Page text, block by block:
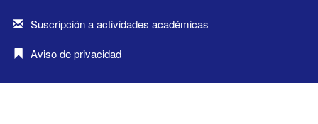
Suscripción a actividades académicas
Aviso de privacidad